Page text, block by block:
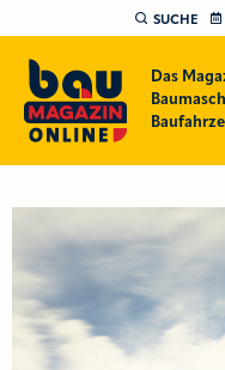
SUCHE
Das